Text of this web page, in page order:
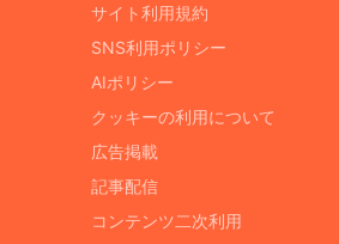
サイト利用規約
SNS利用ポリシー
AIポリシー
クッキーの利用について
広告掲載
記事配信
コンテンツ二次利用